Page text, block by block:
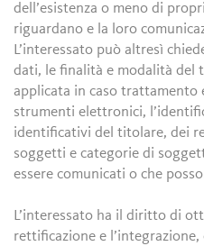
dell’esistenza o meno di
riguardano e la loro
L’interessato può altresì
dati, le finalità e modalità del
applicata in caso trattamento
strumenti elettronici,
identificativi del titolare, dei
soggetti e categorie di
essere comunicati o che
L’interessato ha il diritto di
rettificazione e